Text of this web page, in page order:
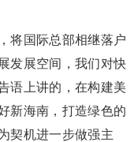
将国际总部相继落户
发展空间，我们对快
语上讲的，在构建美
新海南，打造绿色的
契机进一步做强主